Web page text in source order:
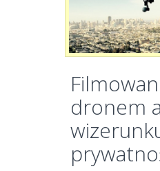
dronem